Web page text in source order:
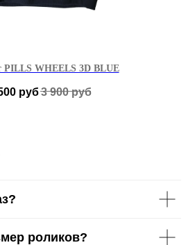
WHEELS 3D BLUE
руб3 900 руб
роликов?